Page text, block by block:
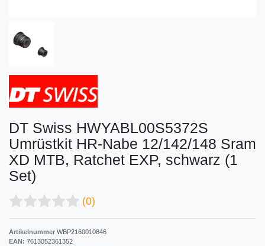
DT Swiss HWYABL00S5372S
Umrüstkit HR-Nabe 12/142/148 Sram
XD MTB, Ratchet EXP, schwarz (1
Set)
(0)
Artikelnummer WBP2160010846
EAN: 7613052361352